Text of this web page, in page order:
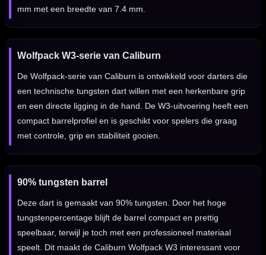
mm met een breedte van 7.4 mm.
Wolfpack W3-serie van Caliburn
De Wolfpack-serie van Caliburn is ontwikkeld voor darters die
een technische tungsten dart willen met een herkenbare grip
en een directe ligging in de hand. De W3-uitvoering heeft een
compact barrelprofiel en is geschikt voor spelers die graag
met controle, grip en stabiliteit gooien.
90% tungsten barrel
Deze dart is gemaakt van 90% tungsten. Door het hoge
tungstenpercentage blijft de barrel compact en prettig
speelbaar, terwijl je toch met een professioneel materiaal
speelt. Dit maakt de Caliburn Wolfpack W3 interessant voor